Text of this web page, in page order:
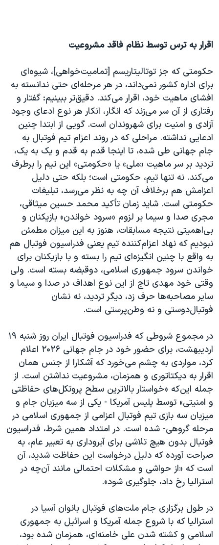
اقرار به ترس توسط نظام فاقد مشروعیت
حکومتی که جز توتالیتاریسم [تمامیت‌خواهی]، شیوه‌ای
برای اداره کشور نمی‌داند، در هر مرحله‌ای حتی ندانسته به
افشای ماهیت خود، اقرار می‌کند. دقیق‌تر ببینیم: گفتار و
رفتاری از آن سر می‌زند که انگار، انکار هر نوع ادعای وجود
آزادی و امنیت برای شهروندان است. گویی از ابتدا چنین
ادعایی نداشته. مراحلی که در روند اعزام تیم فوتبال به
جام جهانی طی شده، تا اینجا قدم به قدم و یک به یک،
تردید بر سر ماهیت «ملی» یا «حکومتی» این تیم را برطرف
می‌کند. نه تنها تیم، حکومتی است؛ بلکه حتی دلیل
اعزامش هم برخلاف آن چه به نظر می‌رسد، تبلیغات
حکومتی است. شاید زمان تأکید محمد حسین میثاقی،
مجری صدا و سیما بر لزوم «سرود خواندن» بازیکنان و
بی‌‌اهمیتی نتیجه مسابقات، هنوز به این میزان مطمئن
نبودیم که نهاد اعزام‌کننده تیم یعنی فدراسیون فوتبال هم
به واقع با چنین انگیزه‌ای تیم را بسته و با بازیکنان برای
خواندن سرود جمهوری اسلامی، دوقبضه بسته است. ولی
وقتی خود مهدی تاج از این نوع اهداف در صدا و سیما و
سایر مصاحبه‌ها حرف زد، دیگر تردید، نه نشان
فوتبال‌دوستی و نه وطن‌پرستی است.
در مجموع شروطی که فدراسیون فوتبال ایران روز شنبه ۱۹
اردیبهشت، برای حضور خود در جام جهانی ۲۰۲۶ اعلام
کرد، مواردی به چشم می‌خورد که آشکارا از جنس همان
اقرار به دیکتاتوری و همزمان، مشروعیت نداشتن است. از
جمله این‌که «خواستار بالاترین سطح پروتکل‌های حفاظتی
و امنیتی» توسط پلیس آمریکا - یکی از سه میزبان جام و
میزبان سه بازی تیم فوتبال اعزامی از جمهوری اسلامی در
مرحله گروهی- شده است. در امتداد همین شرط، فدراسیون
فوتبال بدون هیچ تلاشی برای آبروداری به تعبیر عام، به
صراحت آورده که دلیل درخواست این حفاظت شدید، آن
است که «از حواشی و مشکلات احتمالی مانند آن‌چه در
استرالیا رخ داد، جلوگیری شود».
در طول برگزاری جام ملت‌های فوتبال بانوان آسیا در
استرالیا که با شروع جمله آمریکا و اسرائیل به جمهوری
اسلامی و کشته شدن علی خامنه‌ای، همزمان شده بود،